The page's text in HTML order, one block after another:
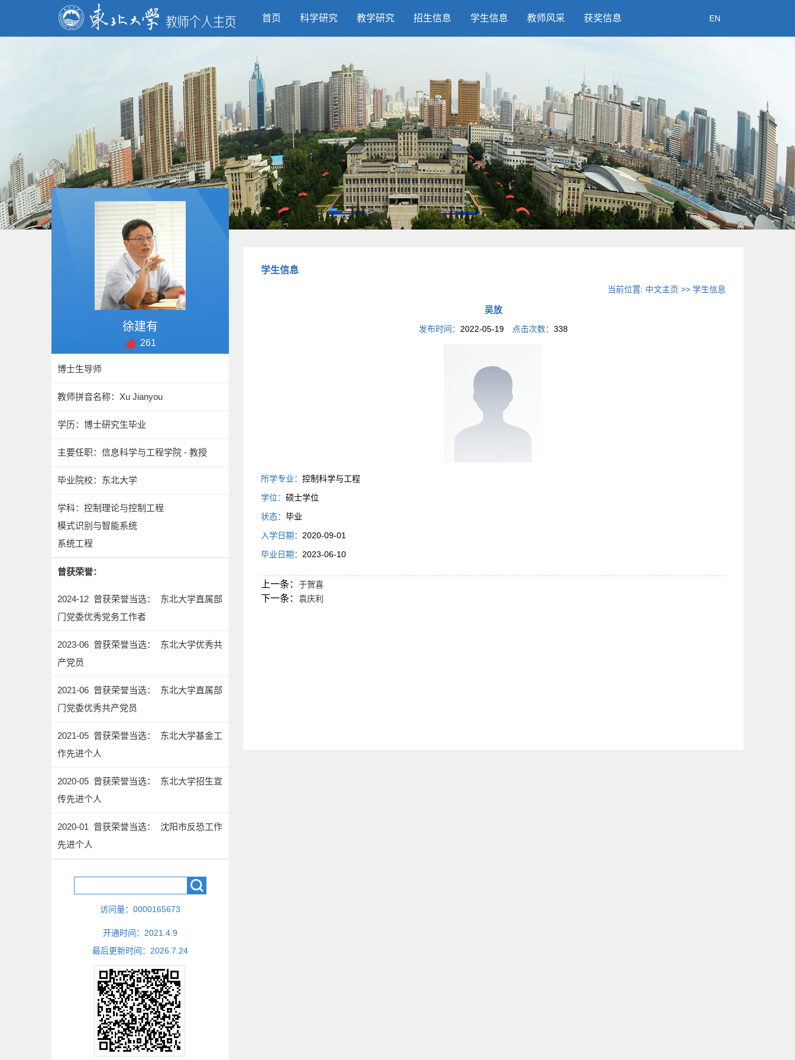
首页 科学研究 教学研究 招生信息 学生信息 教师风采 获奖信息 EN
徐建有
261
博士生导师
教师拼音名称：Xu Jianyou
学历：博士研究生毕业
主要任职：信息科学与工程学院 - 教授
毕业院校：东北大学
学科：控制理论与控制工程
模式识别与智能系统
系统工程
曾获荣誉：
2024-12 曾获荣誉当选： 东北大学直属部
门党委优秀党务工作者
2023-06 曾获荣誉当选： 东北大学优秀共
产党员
2021-06 曾获荣誉当选： 东北大学直属部
门党委优秀共产党员
2021-05 曾获荣誉当选： 东北大学基金工
作先进个人
2020-05 曾获荣誉当选： 东北大学招生宣
传先进个人
2020-01 曾获荣誉当选： 沈阳市反恐工作
先进个人
访问量： 0000165673
开通时间： 2021 4 9
最后更新时间： 2026 7 24
学生信息
当前位置: 中文主页 >>学生信息
吴放
发布时间： 2022-05-19 点击次数： 338
所学专业： 控制科学与工程
学位： 硕士学位
状态： 毕业
入学日期： 2020-09-01
毕业日期： 2023-06-10
上一条： 于贺喜
下一条： 袁庆利